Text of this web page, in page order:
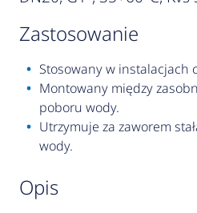
zastosowanie
Stosowany w instalacjach
Montowany między
poboru wody.
Utrzymuje za zaworem
wody.
opis